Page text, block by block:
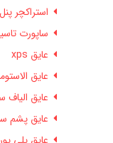
استراکچر
ساپورت
عایق xps
عایق
عایق الیاف
عایق پشم